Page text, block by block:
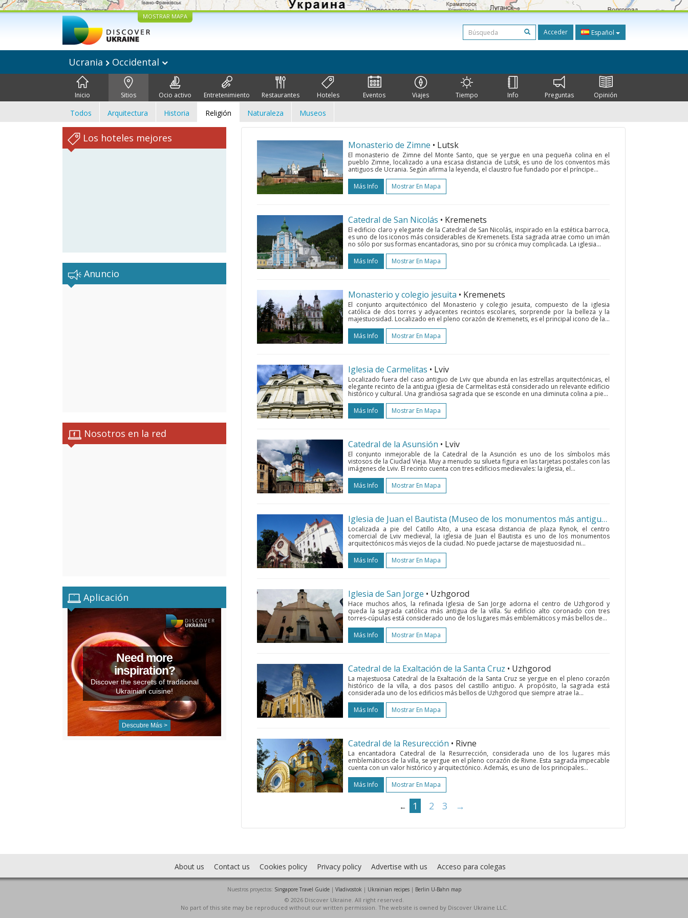
MOSTRAR MAPA
Acceder Español
Ucrania Occidental
Inicio Sitios Ocio activo Entretenimiento Restaurantes Hoteles Eventos Viajes Tiempo Info Preguntas Opinión
Todos Arquitectura Historia Religión Naturaleza Museos
Los hoteles mejores
Anuncio
Nosotros en la red
Aplicación
Need more
inspiration?
Discover the secrets of traditional
Ukrainian cuisine!
Descubre Más >
Monasterio de Zimne • Lutsk
El monasterio de Zimne del Monte Santo, que se yergue en una pequeña colina en el
pueblo Zimne, localizado a una escasa distancia de Lutsk, es uno de los conventos más
antiguos de Ucrania. Según afirma la leyenda, el claustro fue fundado por el príncipe...
Más Info
Mostrar En Mapa
Сatedral de San Nicolás • Kremenets
El edificio claro y elegante de la Catedral de San Nicolás, inspirado en la estética barroca,
es uno de los iconos más considerables de Kremenets. Esta sagrada atrae como un imán
no sólo por sus formas encantadoras, sino por su crónica muy complicada. La iglesia...
Más Info
Mostrar En Mapa
Monasterio y colegio jesuita • Kremenets
El conjunto arquitectónico del Monasterio y colegio jesuita, compuesto de la iglesia
católica de dos torres y adyacentes recintos escolares, sorprende por la belleza y la
majestuosidad. Localizado en el pleno corazón de Kremenets, es el principal icono de la...
Más Info
Mostrar En Mapa
Iglesia de Carmelitas • Lviv
Localizado fuera del caso antiguo de Lviv que abunda en las estrellas arquitectónicas, el
elegante recinto de la antigua iglesia de Carmelitas está considerado un relevante edificio
histórico y cultural. Una grandiosa sagrada que se esconde en una diminuta colina a pie...
Más Info
Mostrar En Mapa
Catedral de la Asunsión • Lviv
El conjunto inmejorable de la Catedral de la Asunción es uno de los símbolos más
vistosos de la Ciudad Vieja. Muy a menudo su silueta figura en las tarjetas postales con las
imágenes de Lviv. El recinto cuenta con tres edificios medievales: la iglesia, el...
Más Info
Mostrar En Mapa
Iglesia de Juan el Bautista (Museo de los monumentos más antiguos de Lviv)
Localizada a pie del Catillo Alto, a una escasa distancia de plaza Rynok, el centro
comercial de Lviv medieval, la iglesia de Juan el Bautista es uno de los monumentos
arquitectónicos más viejos de la ciudad. No puede jactarse de majestuosidad ni...
Más Info
Mostrar En Mapa
Iglesia de San Jorge • Uzhgorod
Hace muchos años, la refinada Iglesia de San Jorge adorna el centro de Uzhgorod y
queda la sagrada católica más antigua de la villa. Su edificio alto coronado con tres
torres-cúpulas está considerado uno de los lugares más emblemáticos y más bellos de...
Más Info
Mostrar En Mapa
Catedral de la Exaltación de la Santa Cruz • Uzhgorod
La majestuosa Catedral de la Exaltación de la Santa Cruz se yergue en el pleno corazón
histórico de la villa, a dos pasos del castillo antiguo. A propósito, la sagrada está
considerada uno de los edificios más bellos de Uzhgorod que siempre atrae la...
Más Info
Mostrar En Mapa
Catedral de la Resurección • Rivne
La encantadora Catedral de la Resurrección, considerada uno de los lugares más
emblemáticos de la villa, se yergue en el pleno corazón de Rivne. Esta sagrada impecable
cuenta con un valor histórico y arquitectónico. Además, es uno de los principales...
Más Info
Mostrar En Mapa
← 1 2 3 →
About us Contact us Cookies policy Privacy policy Advertise with us Acceso para colegas
Nuestros proyectos: Singapore Travel Guide| Vladivostok | Ukrainian recipes| Berlin U-Bahn map
© 2026 Discover Ukraine. All right reserved.
No part of this site may be reproduced without our written permission. The website is owned by Discover Ukraine LLC.